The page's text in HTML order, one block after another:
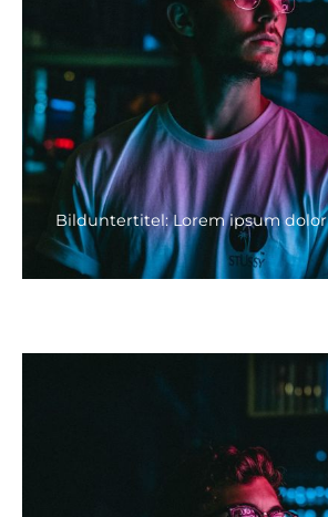
Bilduntertitel: Lorem ipsum dolor